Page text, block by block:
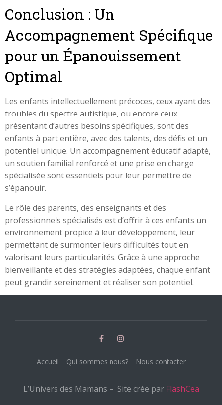
Conclusion : Un
Accompagnement Spécifique
pour un Épanouissement
Optimal
Les enfants intellectuellement précoces, ceux ayant des
troubles du spectre autistique, ou encore ceux
présentant d’autres besoins spécifiques, sont des
enfants à part entière, avec des talents, des défis et un
potentiel unique. Un accompagnement éducatif adapté,
un soutien familial renforcé et une prise en charge
spécialisée sont essentiels pour leur permettre de
s’épanouir.
Le rôle des parents, des enseignants et des
professionnels spécialisés est d’offrir à ces enfants un
environnement propice à leur développement, leur
permettant de surmonter leurs difficultés tout en
valorisant leurs particularités. Grâce à une approche
bienveillante et des stratégies adaptées, chaque enfant
peut grandir sereinement et réaliser son potentiel.
Accueil Qui sommes nous? Nous contacter
L’Univers des Mamans – Site crée par FlashCea